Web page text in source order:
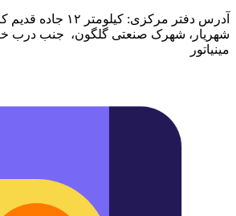
آدرس دفتر مرکزی:
شهریار، شهرک صنعتی گلگون، جنب درب
مینیاتور